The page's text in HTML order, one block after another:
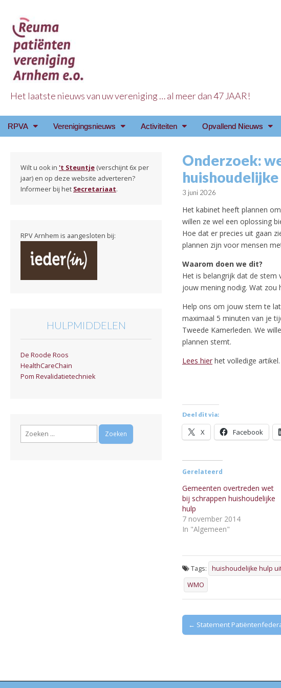
Reuma Patienten
Het laatste nieuws van uw vereniging … al meer dan 47 JAAR!
Main
Skip
RPVA Verenigingsnieuws Activiteiten Opvallend Nieuws
Onderzoek:
3 juni 2026
Het kabinet heeft plannen
willen ze wel een oplossing
Hoe dat er precies uit gaan
plannen zijn voor mensen
Waarom doen we dit?
Het is belangrijk dat de
jouw mening nodig. Wat zou
Help ons om jouw stem te
maximaal 5 minuten van je
Tweede Kamerleden. We
plannen stemt.
Lees hier het volledige artikel.
Deel dit via:
X Facebook
Gerelateerd
Gemeenten overtreden wet
bij schrappen huishoudelijke
hulp
7 november 2014
In "Algemeen"
Tags: huishoudelijke hulp
WMO
Post
navigation
← Statement
Wilt u ook in 't Steuntje (verschijnt 6x per
jaar) en op deze website adverteren?
Informeer bij het Secretariaat.
RPV Arnhem is aangesloten bij:
HULPMIDDELEN
De Roode Roos
HealthCareChain
Pom Revalidatietechniek
Zoeken